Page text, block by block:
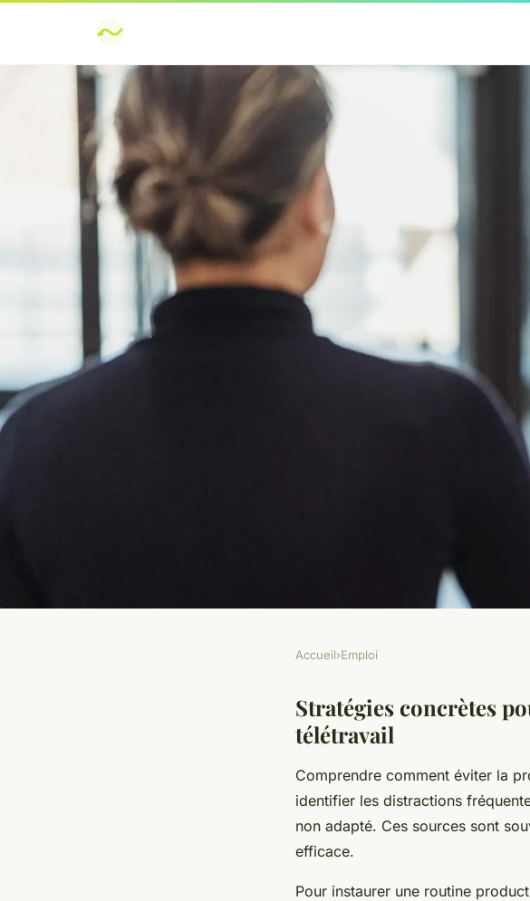
Éviter la procrastination
emploi à domicile
Accueil›Emploi
Stratégies concrètes
télétravail
Comprendre comment éviter la
identifier les distractions
non adapté. Ces sources sont
efficace.
Pour instaurer une routine